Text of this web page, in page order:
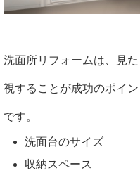
洗面所リフォームは、見
視することが成功のポイ
です。
洗面台のサイズ
収納スペース